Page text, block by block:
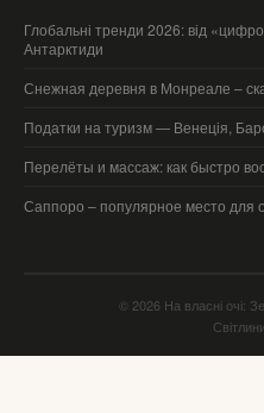
Глобальні тренди 2026: від
Антарктиди
Снежная деревня в Монреале –
Податки на туризм — Венеція,
Перелёты и массаж: как быстро
Саппоро – популярное место для
© 2026 На власні очі:
Світлини